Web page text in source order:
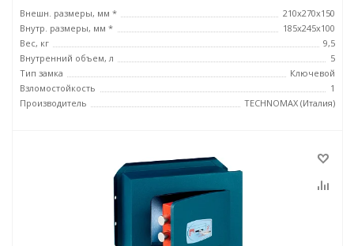
Внешн. размеры, мм *
210x270x150
Внутр. размеры, мм *
185х245х100
Вес, кг
9,5
Внутренний объем, л
5
Тип замка
Ключевой
Взломостойкость
1
Производитель
TECHNOMAX (Италия)